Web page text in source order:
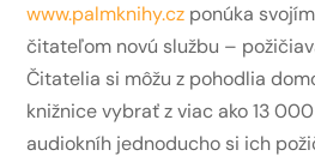
www.palmknihy.cz ponúka
čitateľom novú službu –
Čitatelia si môžu z pohodlia
knižnice vybrať z viac ako 13
audiokníh jednoducho si ich